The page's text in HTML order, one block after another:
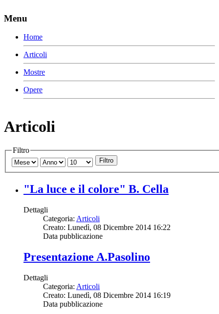
Menu
Home
Articoli
Mostre
Opere
Articoli
Filtro
"La luce e il colore" B. Cella
Dettagli
Categoria: Articoli
Creato: Lunedì, 08 Dicembre 2014 16:22
Data pubblicazione
Presentazione A.Pasolino
Dettagli
Categoria: Articoli
Creato: Lunedì, 08 Dicembre 2014 16:19
Data pubblicazione